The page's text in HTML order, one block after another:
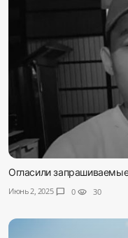
Огласили
Июнь 2, 2025 chat_bubble 0 visibility 30